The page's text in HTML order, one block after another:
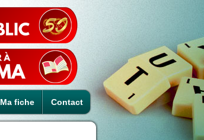
Ma fiche Contact